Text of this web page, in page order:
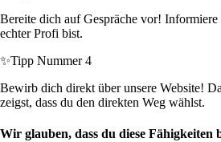
Bereite dich auf Gespräche vor!
echter Profi bist.
✨Tipp Nummer 4
Bewirb dich direkt über unsere Website!
zeigst, dass du den direkten Weg wählst.
Wir glauben, dass du diese